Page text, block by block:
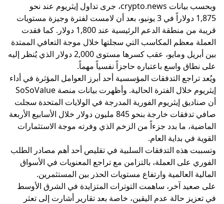
وبحسب بيانات crypto.news، جرى تداول إيثريوم عند نحو
1,875 دولاراً في 3 يونيو، بعد أن لامست لفترة وجيزة مستويات
قريبة من منطقة الدعم الرئيسية عند 1,800 دولار. كما فقدت
العملة معظم المكاسب التي سجلتها خلال موجة التعافي الممتدة
بين أبريل ومايو، عقب كسرها مستوى 2,000 دولار الذي يُنظر إليه
على نطاق واسع باعتباره حاجزاً نفسياً مهماً.
ويُعد تراجع التدفقات المؤسسية أحد أبرز العوامل المؤثرة في أداء
إيثريوم خلال الفترة الحالية. وأظهرت بيانات منصة SoSoValue
أن صناديق إيثريوم الفورية المدرجة في الولايات المتحدة سجلت
صافي تدفقات خارجة بنحو 845 مليون دولار خلال الأسابيع الأربعة
الماضية، ما بدد جزءاً من الزخم الذي وفرته موجة الاستثمارات
القوية في بداية العام.
وتسببت هذه التدفقات السلبية في تقليص أحد أهم مصادر الطلب
الفوري على العملة، بالتزامن مع تراجع المعنويات في الأسواق
المالية العالمية وارتفاع مستويات الحذر بين المستثمرين.
على صعيد آخر، ساهمت التوترات المتزايدة في الشرق الأوسط
في تعزيز حالة عدم اليقين، خاصة بعد تقارير أشارت إلى تعثر